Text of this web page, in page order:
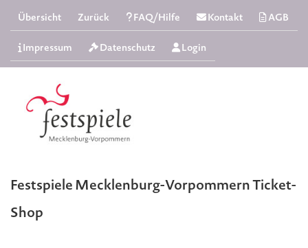
Übersicht Zurück FAQ/Hilfe Kontakt AGB
Impressum Datenschutz Login
Festspiele Mecklenburg-Vorpommern Ticket-
Shop